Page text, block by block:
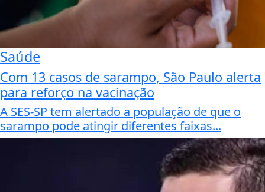
Saúde
Com 13 casos de sarampo, São Paulo alerta
para reforço na vacinação
A SES-SP tem alertado a população de que o
sarampo pode atingir diferentes faixas...